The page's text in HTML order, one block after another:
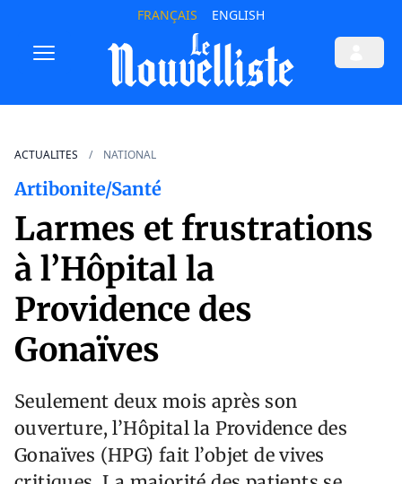
FRANÇAIS ENGLISH
ACTUALITES NATIONAL
Artibonite/Santé
Larmes et frustrations
à l’Hôpital la
Providence des
Gonaïves
Seulement deux mois après son
ouverture, l’Hôpital la Providence des
Gonaïves (HPG) fait l’objet de vives